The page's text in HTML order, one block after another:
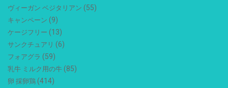
ヴィーガン ベジタリアン (55)
キャンペーン (9)
ケージフリー (13)
サンクチュアリ (6)
フォアグラ (59)
乳牛 ミルク用の牛 (85)
卵 採卵鶏 (414)